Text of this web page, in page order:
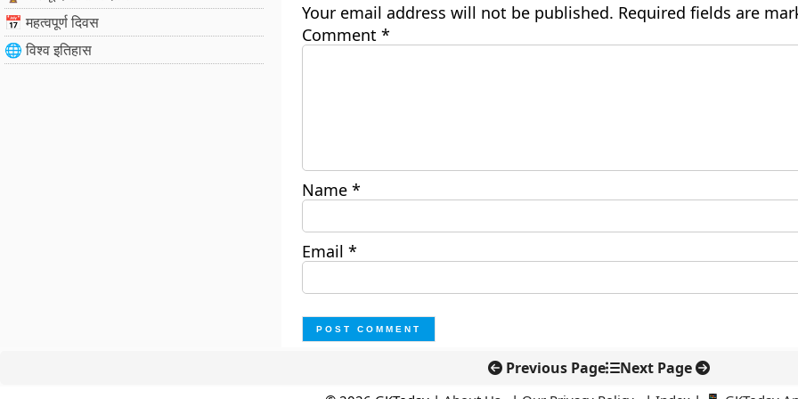
📅 महत्वपूर्ण दिवस
🌐 विश्व इतिहास
Your email address will not be published. Required fields are
Comment *
Name *
Email *
Previous Page Next Page